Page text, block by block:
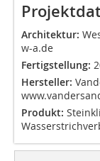
Architektur:
w-a.de
Fertigstellung:
Hersteller:
Produkt: